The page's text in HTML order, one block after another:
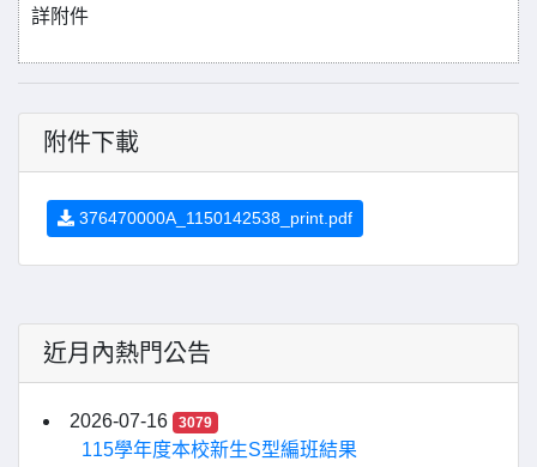
詳附件
附件下載
376470000A_1150142538_print.pdf
近月內熱門公告
2026-07-16 3079
115學年度本校新生S型編班結果